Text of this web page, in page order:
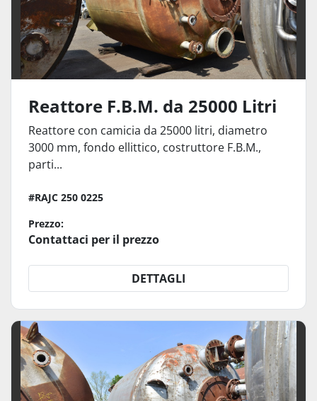
Reattore F.B.M. da 25000 Litri
Reattore con camicia da 25000 litri, diametro
3000 mm, fondo ellittico, costruttore F.B.M.,
parti...
#RAJC 250 0225
Prezzo:
Contattaci per il prezzo
DETTAGLI